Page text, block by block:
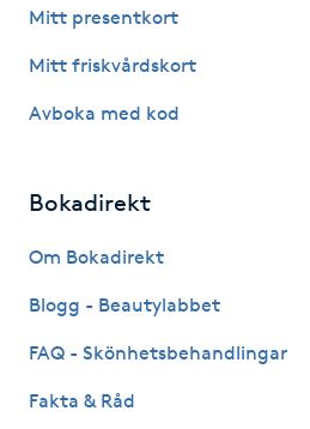
Vaxning brasiliansk
Vårtor
Mitt presentkort
Mitt friskvårdskort
Avboka med kod
Bokadirekt
Om Bokadirekt
Blogg - Beautylabbet
FAQ - Skönhetsbehandlingar
Fakta & Råd